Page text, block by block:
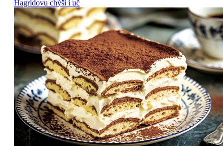
Hagridovu chýši i uč